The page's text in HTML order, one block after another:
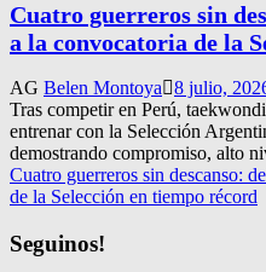
Cuatro guerreros sin
a la convocatoria de la
AG Belen Montoya 8 julio,
Tras competir en Perú,
entrenar con la Selección
demostrando compromiso, alto
Cuatro guerreros sin descanso:
de la Selección en tiempo récord
Seguinos!